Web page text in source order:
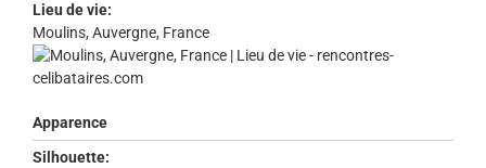
Lieu de vie:
Moulins, Auvergne, France
Apparence
Silhouette: